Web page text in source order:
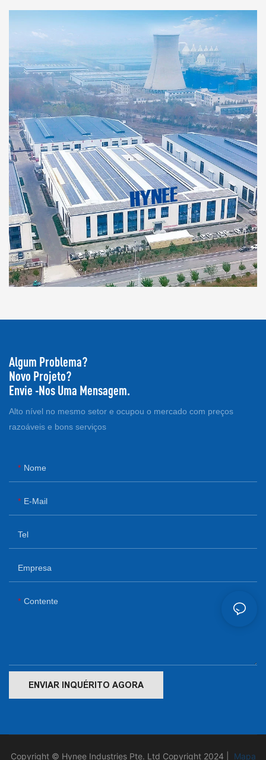
Algum Problema?
Novo Projeto?
Envie -nos Uma Mensagem.
Alto nível no mesmo setor e ocupou o mercado com preços
razoáveis ​​e bons serviços
Nome
E-Mail
Tel
Empresa
Contente
ENVIAR INQUÉRITO AGORA
Copyright © Hynee Industries Pte. Ltd Copyright 2024 | Mapa